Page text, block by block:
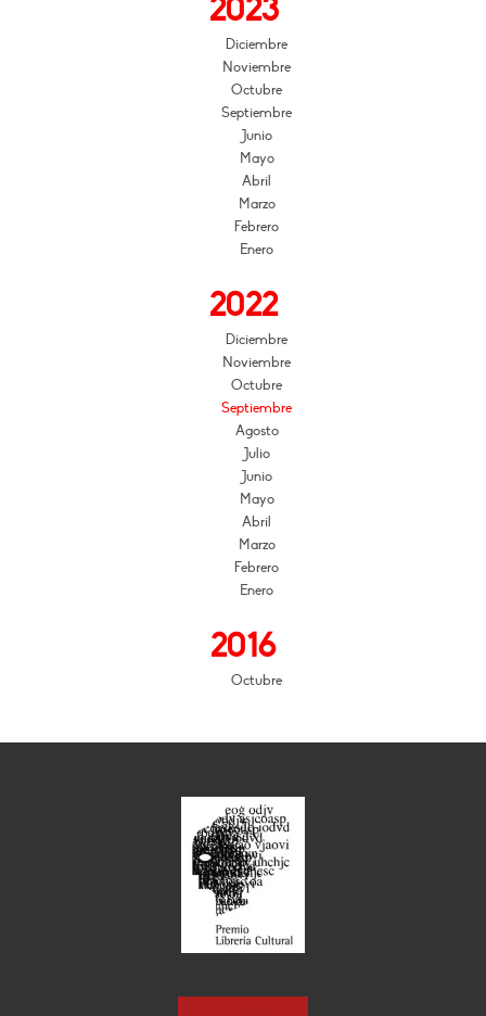
2023
Diciembre
Noviembre
Octubre
Septiembre
Junio
Mayo
Abril
Marzo
Febrero
Enero
2022
Diciembre
Noviembre
Octubre
Septiembre
Agosto
Julio
Junio
Mayo
Abril
Marzo
Febrero
Enero
2016
Octubre